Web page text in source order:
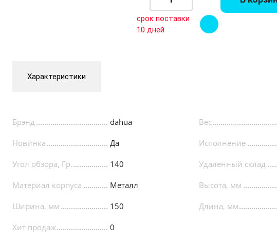
срок поставки
10 дней
Характеристики
Брэнд dahua Вес
Новинка Да Исполнение
Угол обзора, Гр. 140 Удаленный склад
Материал корпуса Металл Высота, мм
Ширина, мм 150 Длина, мм
Хит продаж 0